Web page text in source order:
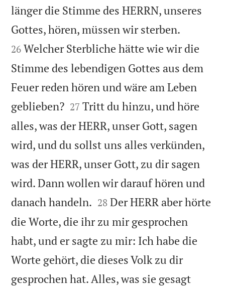
länger die Stimme des HERRN, unseres
Gottes, hören, müssen wir sterben.
26 Welcher Sterbliche hätte wie wir die
Stimme des lebendigen Gottes aus dem
Feuer reden hören und wäre am Leben
geblieben?
27 Tritt du hinzu, und höre
alles, was der HERR, unser Gott, sagen
wird, und du sollst uns alles verkünden,
was der HERR, unser Gott, zu dir sagen
wird. Dann wollen wir darauf hören und
danach handeln. 

28 Der HERR aber hörte
die Worte, die ihr zu mir gesprochen
habt, und er sagte zu mir: Ich habe die
Worte gehört, die dieses Volk zu dir
gesprochen hat. Alles, was sie gesagt